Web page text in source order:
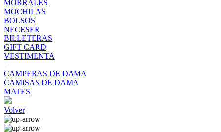
MORRALES
MOCHILAS
BOLSOS
NECESER
BILLETERAS
GIFT CARD
VESTIMENTA
+
CAMPERAS DE DAMA
CAMISAS DE DAMA
MATES
Volver